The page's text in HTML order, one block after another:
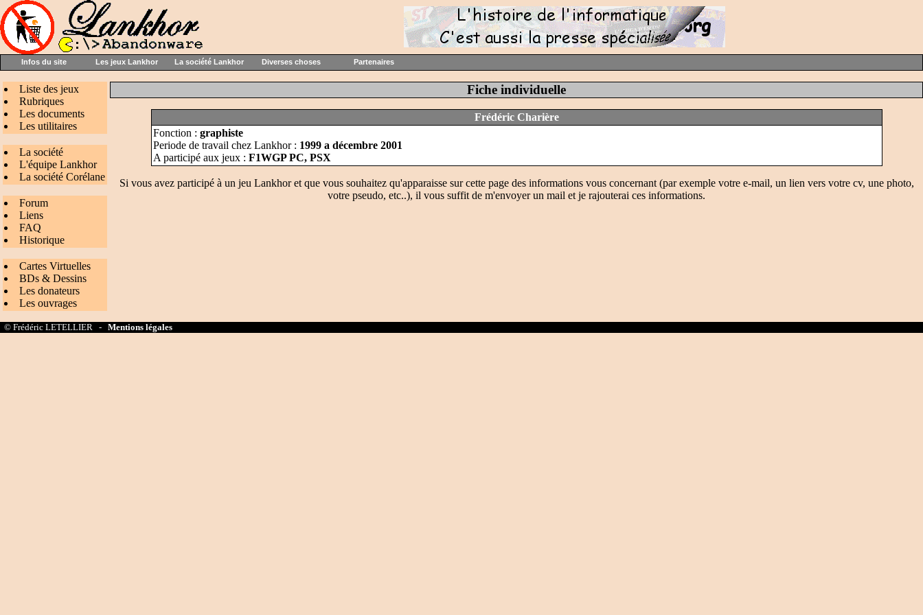
Infos du site Les jeux Lankhor La société Lankhor Diverses choses Partenaires
Liste des jeux
Rubriques
Les documents
Les utilitaires
La société
L'équipe Lankhor
La société Corélane
Forum
Liens
FAQ
Historique
Cartes Virtuelles
BDs & Dessins
Les donateurs
Les ouvrages
Fiche individuelle
Frédéric Charière
Fonction : graphiste
Periode de travail chez Lankhor : 1999 a décembre 2001
A participé aux jeux : F1WGP PC, PSX
Si vous avez participé à un jeu Lankhor et que vous souhaitez qu'apparaisse sur cette page des informations vous concernant (par exemple votre e-mail, un lien vers votre cv, une photo,
votre pseudo, etc..), il vous suffit de m'envoyer un mail et je rajouterai ces informations.
© Frédéric LETELLIER - Mentions légales